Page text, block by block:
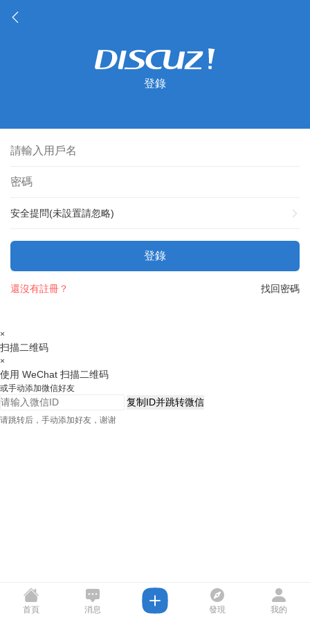
登錄
安全提問(未設置請忽略)
登錄
找回密碼
還沒有註冊？
×
扫描二维码
×
使用 WeChat 扫描二维码
或手动添加微信好友
复制ID并跳转微信
请跳转后，手动添加好友，谢谢
首頁 消息 發現 我的